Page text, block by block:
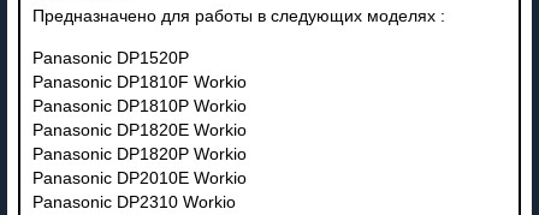
Предназначено для работы в следующих моделях :
Panasonic DP1520P
Panasonic DP1810F Workio
Panasonic DP1810P Workio
Panasonic DP1820E Workio
Panasonic DP1820P Workio
Panasonic DP2010E Workio
Panasonic DP2310 Workio